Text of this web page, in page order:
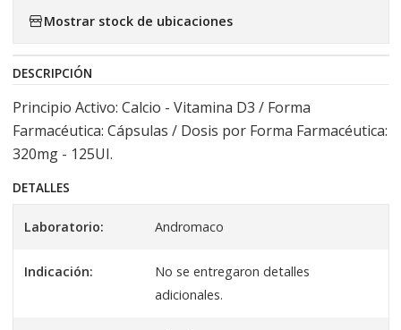
Mostrar stock de ubicaciones
DESCRIPCIÓN
Principio Activo: Calcio - Vitamina D3 / Forma
Farmacéutica: Cápsulas / Dosis por Forma Farmacéutica:
320mg - 125UI.
DETALLES
Laboratorio: Andromaco
Indicación:
No se entregaron detalles
adicionales.